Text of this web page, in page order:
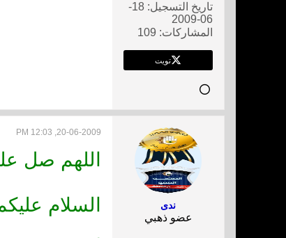
تاريخ التسجيل:
18-
06-2009
المشاركات: 109
تويت
ندى
عضو ذهبي
20-06-2009, 12:03 PM
اللهم صل
السلام